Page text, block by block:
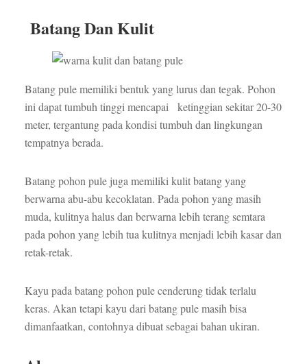
Batang Dan Kulit
Batang pule memiliki bentuk yang lurus dan tegak. Pohon
ini dapat tumbuh tinggi mencapai ketinggian sekitar 20-30
meter, tergantung pada kondisi tumbuh dan lingkungan
tempatnya berada.
Batang pohon pule juga memiliki kulit batang yang
berwarna abu-abu kecoklatan. Pada pohon yang masih
muda, kulitnya halus dan berwarna lebih terang semtara
pada pohon yang lebih tua kulitnya menjadi lebih kasar dan
retak-retak.
Kayu pada batang pohon pule cenderung tidak terlalu
keras. Akan tetapi kayu dari batang pule masih bisa
dimanfaatkan, contohnya dibuat sebagai bahan ukiran.